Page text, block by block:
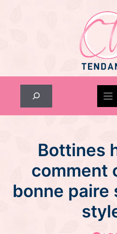
Bottines
comment
bonne paire